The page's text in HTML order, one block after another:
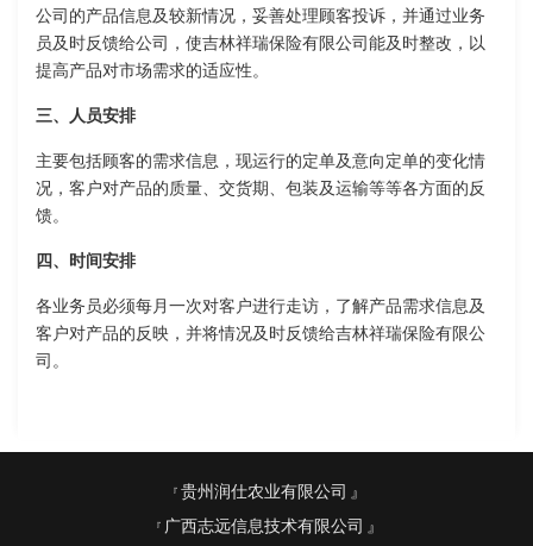
公司的产品信息及较新情况，妥善处理顾客投诉，并通过业务
员及时反馈给公司，使吉林祥瑞保险有限公司能及时整改，以
提高产品对市场需求的适应性。
三、人员安排
主要包括顾客的需求信息，现运行的定单及意向定单的变化情
况，客户对产品的质量、交货期、包装及运输等等各方面的反
馈。
四、时间安排
各业务员必须每月一次对客户进行走访，了解产品需求信息及
客户对产品的反映，并将情况及时反馈给吉林祥瑞保险有限公
司。
贵州润仕农业有限公司
广西志远信息技术有限公司